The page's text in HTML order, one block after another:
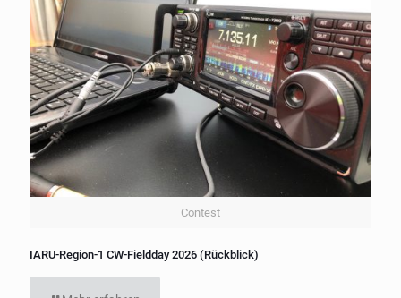
Contest
IARU-Region-1 CW-Fieldday 2026 (Rückblick)